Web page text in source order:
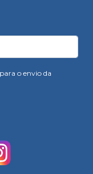
o envio da